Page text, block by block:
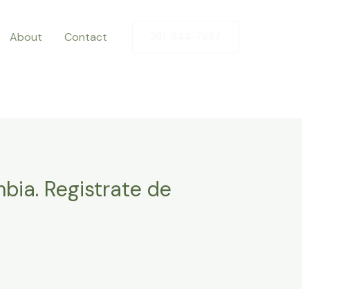
About Contact
Registrate de